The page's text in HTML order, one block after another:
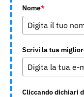
Nome*
Scrivi la tua
Cliccando dichiari